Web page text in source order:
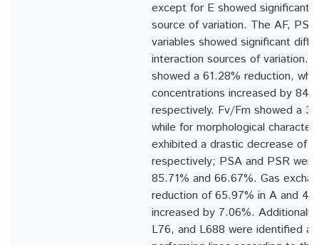
except for E showed significant
source of variation. The AF,
variables showed significant
interaction sources of variation.
showed a 61.28% reduction,
concentrations increased by
respectively. Fv/Fm showed a
while for morphological
exhibited a drastic decrease of
respectively; PSA and PSR
85.71% and 66.67%. Gas
reduction of 65.97% in A and
increased by 7.06%.
L76, and L688 were identified